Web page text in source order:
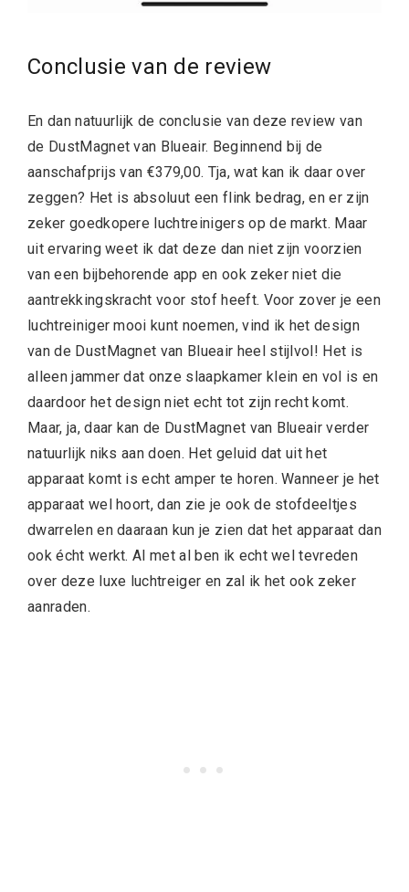
Conclusie van de review
En dan natuurlijk de conclusie van deze review van
de DustMagnet van Blueair. Beginnend bij de
aanschafprijs van €379,00. Tja, wat kan ik daar over
zeggen? Het is absoluut een flink bedrag, en er zijn
zeker goedkopere luchtreinigers op de markt. Maar
uit ervaring weet ik dat deze dan niet zijn voorzien
van een bijbehorende app en ook zeker niet die
aantrekkingskracht voor stof heeft. Voor zover je een
luchtreiniger mooi kunt noemen, vind ik het design
van de DustMagnet van Blueair heel stijlvol! Het is
alleen jammer dat onze slaapkamer klein en vol is en
daardoor het design niet echt tot zijn recht komt.
Maar, ja, daar kan de DustMagnet van Blueair verder
natuurlijk niks aan doen. Het geluid dat uit het
apparaat komt is echt amper te horen. Wanneer je het
apparaat wel hoort, dan zie je ook de stofdeeltjes
dwarrelen en daaraan kun je zien dat het apparaat dan
ook écht werkt. Al met al ben ik echt wel tevreden
over deze luxe luchtreiger en zal ik het ook zeker
aanraden.